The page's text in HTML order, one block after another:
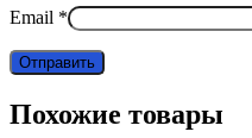
Email *
Похожие товары